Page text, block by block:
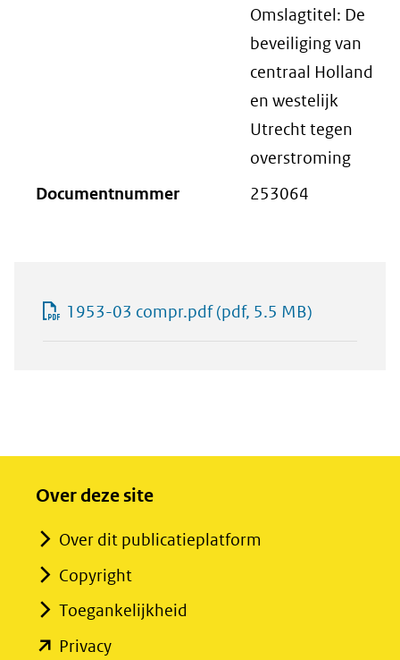
Omslagtitel: De
beveiliging van
centraal Holland
en westelijk
Utrecht tegen
overstroming
Documentnummer
253064
1953-03 compr.pdf(pdf, 5.5 MB)
Over deze site
Over dit publicatieplatform
Copyright
Toegankelijkheid
Privacy(opent